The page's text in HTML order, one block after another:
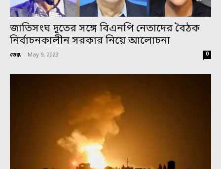
জাতিসংঘ দূতের সঙ্গে বিএনপি নেতাদের বৈঠক
নির্বাচনকালীন সরকার নিয়ে আলোচনা
ডেস্ক - May 9, 2023 0